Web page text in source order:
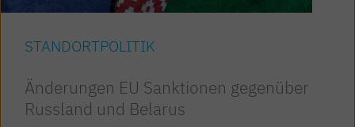
STANDORTPOLITIK
Änderungen EU Sanktionen gegenüber
Russland und Belarus